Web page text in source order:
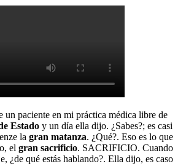
un paciente en mi práctica médica libre de
Estado y un día ella dijo. ¿Sabes?; es casi
la gran matanza. ¿Qué?. Eso es lo que
el gran sacrificio. SACRIFICIO. Cuando
¿de qué estás hablando?. Ella dijo, es caso